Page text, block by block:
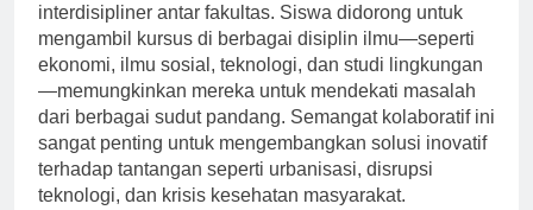
interdisipliner antar fakultas. Siswa didorong untuk
mengambil kursus di berbagai disiplin ilmu—seperti
ekonomi, ilmu sosial, teknologi, dan studi lingkungan
—memungkinkan mereka untuk mendekati masalah
dari berbagai sudut pandang. Semangat kolaboratif ini
sangat penting untuk mengembangkan solusi inovatif
terhadap tantangan seperti urbanisasi, disrupsi
teknologi, dan krisis kesehatan masyarakat.